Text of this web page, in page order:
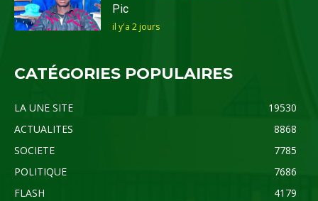
Pic
il y'a 2 jours
CATÉGORIES POPULAIRES
LA UNE SITE
19530
ACTUALITES
8868
SOCIETE
7785
POLITIQUE
7686
FLASH
4179